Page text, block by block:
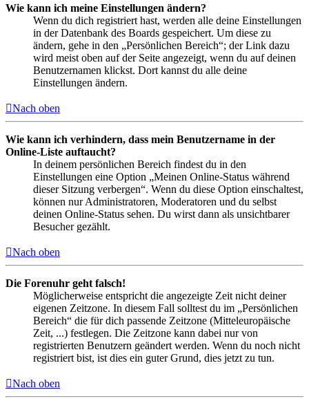
Wie kann ich meine Einstellungen ändern?
Wenn du dich registriert hast, werden alle deine Einstellungen
in der Datenbank des Boards gespeichert. Um diese zu
ändern, gehe in den „Persönlichen Bereich“; der Link dazu
wird meist oben auf der Seite angezeigt, wenn du auf deinen
Benutzernamen klickst. Dort kannst du alle deine
Einstellungen ändern.
Nach oben
Wie kann ich verhindern, dass mein Benutzername in der
Online-Liste auftaucht?
In deinem persönlichen Bereich findest du in den
Einstellungen eine Option „Meinen Online-Status während
dieser Sitzung verbergen“. Wenn du diese Option einschaltest,
können nur Administratoren, Moderatoren und du selbst
deinen Online-Status sehen. Du wirst dann als unsichtbarer
Besucher gezählt.
Nach oben
Die Forenuhr geht falsch!
Möglicherweise entspricht die angezeigte Zeit nicht deiner
eigenen Zeitzone. In diesem Fall solltest du im „Persönlichen
Bereich“ die für dich passende Zeitzone (Mitteleuropäische
Zeit, ...) festlegen. Die Zeitzone kann dabei nur von
registrierten Benutzern geändert werden. Wenn du noch nicht
registriert bist, ist dies ein guter Grund, dies jetzt zu tun.
Nach oben